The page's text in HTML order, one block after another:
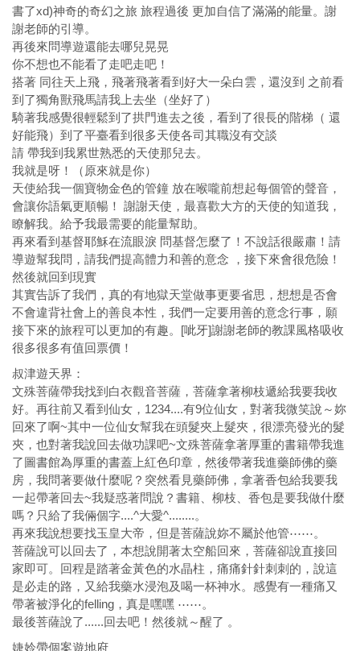
書了xd)神奇的奇幻之旅 旅程過後 更加自信了滿滿的能量。謝
謝老師的引導。
再後來問導遊還能去哪兒晃晃
你不想也不能看了走吧走吧！
搭著 同往天上飛，飛著飛著看到好大一朵白雲，還沒到 之前看
到了獨角獸飛馬請我上去坐（坐好了）
騎著我感覺很輕鬆到了拱門進去之後，看到了很長的階梯（ 還
好能飛）到了平臺看到很多天使各司其職沒有交談
請 帶我到我累世熟悉的天使那兒去。
我就是呀！（原來就是你）
天使給我一個寶物金色的管鐘 放在喉嚨前想起每個管的聲音，
會讓你語氣更順暢！ 謝謝天使，最喜歡大方的天使的知道我，
瞭解我。給予我最需要的能量幫助。
再來看到基督耶穌在流眼淚 問基督怎麼了！不說話很嚴肅！請
導遊幫我問，請我們提高體力和善的意念 ，接下來會很危險！
然後就回到現實
其實告訴了我們，真的有地獄天堂做事更要省思，想想是否會
不會違背社會上的善良本性，我們一定要用善的意念行事，願
接下來的旅程可以更加的有趣。[呲牙]謝謝老師的教課風格吸收
很多很多有值回票價！
叔津遊天界：
文殊菩薩帶我找到白衣觀音菩薩，菩薩拿著柳枝遞給我要我收
好。再往前又看到仙女，1234....有9位仙女，對著我微笑說～妳
回來了啊~其中一位仙女幫我在頭髮夾上髮夾，很漂亮發光的髮
夾，也對著我說回去做功課吧~文殊菩薩拿著厚重的書籍帶我進
了圖書館為厚重的書蓋上紅色印章，然後帶著我進藥師佛的藥
房，我問著要做什麼呢？突然看見藥師佛，拿著香包給我要我
一起帶著回去~我疑惑著問說？書籍、柳枝、香包是要我做什麼
嗎？只給了我倆個字....^大愛^........。
再來我說想要找玉皇大帝，但是菩薩說妳不屬於他管⋯⋯。
菩薩說可以回去了，本想說開著太空船回來，菩薩卻說直接回
家即可。回程是踏著金黃色的水晶柱，痛痛針針刺刺的，說這
是必走的路，又給我藥水浸泡及喝一杯神水。感覺有一種痛又
帶著被淨化的felling，真是嘿嘿 ⋯⋯。
最後菩薩說了......回去吧！然後就～醒了 。
婕姈帶個案遊地府